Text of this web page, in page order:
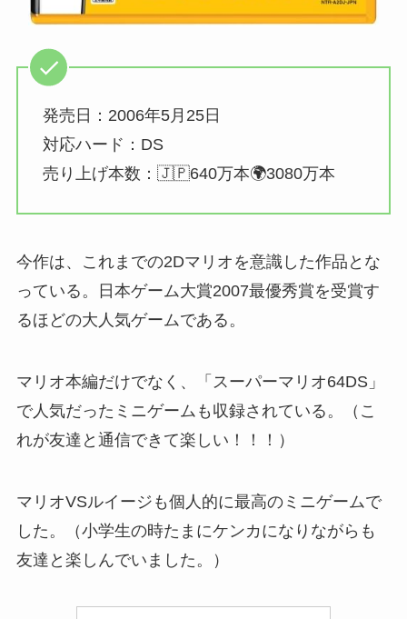
発売日：2006年5月25日
対応ハード：DS
売り上げ本数：🇯🇵640万本🌍3080万本
今作は、これまでの2Dマリオを意識した作品とな
っている。日本ゲーム大賞2007最優秀賞を受賞す
るほどの大人気ゲームである。
マリオ本編だけでなく、「スーパーマリオ64DS」
で人気だったミニゲームも収録されている。（こ
れが友達と通信できて楽しい！！！）
マリオVSルイージも個人的に最高のミニゲームで
した。（小学生の時たまにケンカになりながらも
友達と楽しんでいました。）